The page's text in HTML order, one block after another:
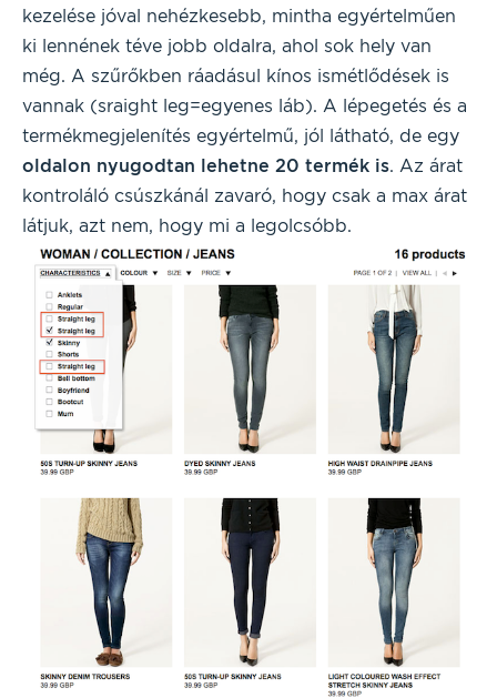
kezelése jóval nehézkesebb, mintha egyértelműen
ki lennének téve jobb oldalra, ahol sok hely van
még. A szűrőkben ráadásul kínos ismétlődések is
vannak (sraight leg=egyenes láb). A lépegetés és a
termékmegjelenítés egyértelmű, jól látható, de egy
oldalon nyugodtan lehetne 20 termék is. Az árat
kontroláló csúszkánál zavaró, hogy csak a max árat
látjuk, azt nem, hogy mi a legolcsóbb.